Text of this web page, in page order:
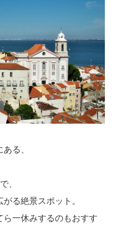
る、
、
る絶景スポット。
一休みするのもおすす